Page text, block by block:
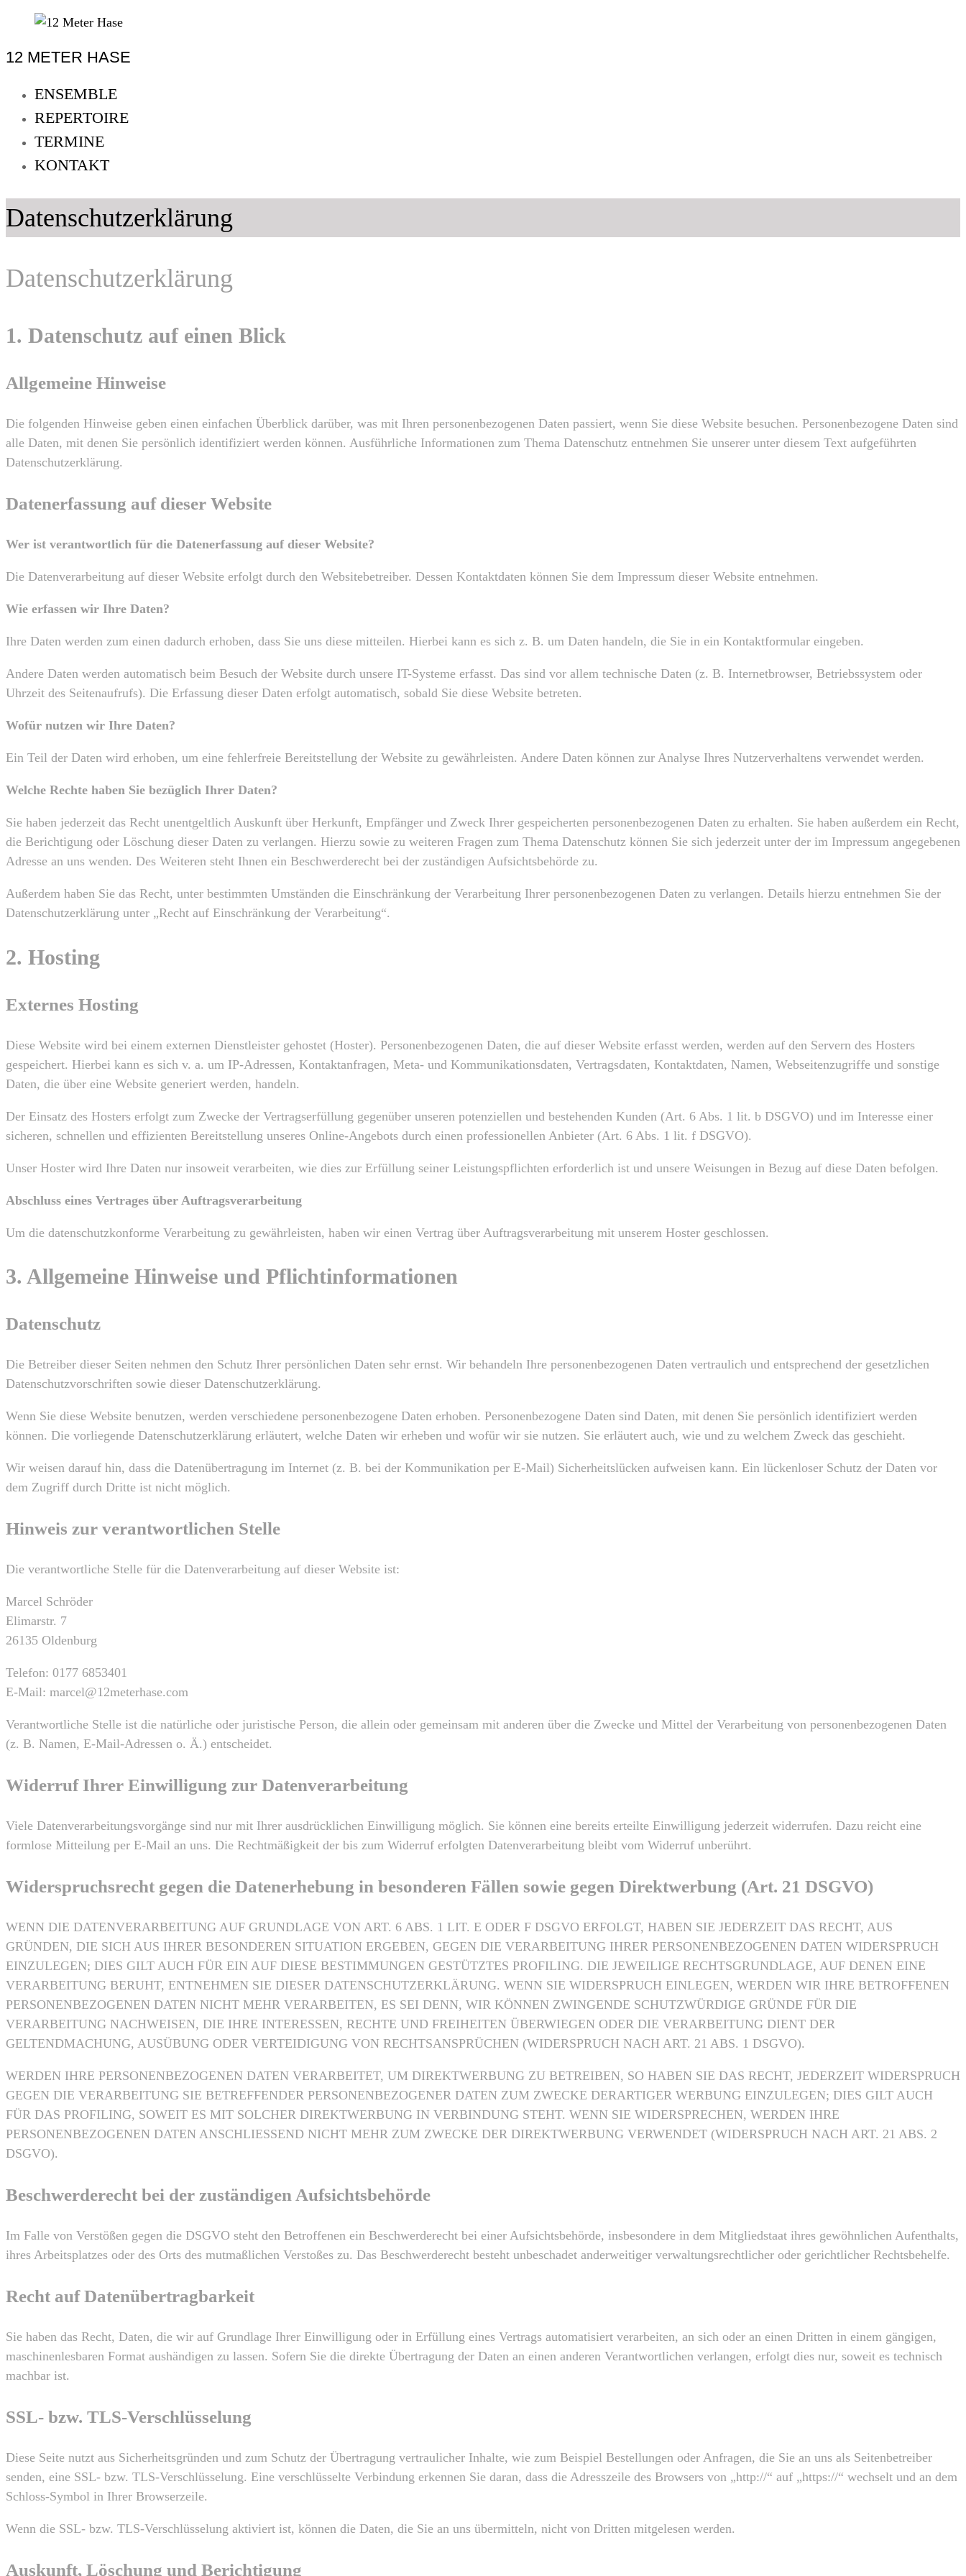
content
Meter
Improtheater
Oldenburg
12 METER HASE
ENSEMBLE
REPERTOIRE
TERMINE
KONTAKT
Datenschutzerklärung
Datenschutzerklärung
1. Datenschutz auf einen Blick
Allgemeine Hinweise
Die folgenden Hinweise geben einen einfachen Überblick darüber, was mit Ihren personenbezogenen Daten passiert, wenn Sie diese Website besuchen. Personenbezogene Daten sind
alle Daten, mit denen Sie persönlich identifiziert werden können. Ausführliche Informationen zum Thema Datenschutz entnehmen Sie unserer unter diesem Text aufgeführten
Datenschutzerklärung.
Datenerfassung auf dieser Website
Wer ist verantwortlich für die Datenerfassung auf dieser Website?
Die Datenverarbeitung auf dieser Website erfolgt durch den Websitebetreiber. Dessen Kontaktdaten können Sie dem Impressum dieser Website entnehmen.
Wie erfassen wir Ihre Daten?
Ihre Daten werden zum einen dadurch erhoben, dass Sie uns diese mitteilen. Hierbei kann es sich z. B. um Daten handeln, die Sie in ein Kontaktformular eingeben.
Andere Daten werden automatisch beim Besuch der Website durch unsere IT-Systeme erfasst. Das sind vor allem technische Daten (z. B. Internetbrowser, Betriebssystem oder
Uhrzeit des Seitenaufrufs). Die Erfassung dieser Daten erfolgt automatisch, sobald Sie diese Website betreten.
Wofür nutzen wir Ihre Daten?
Ein Teil der Daten wird erhoben, um eine fehlerfreie Bereitstellung der Website zu gewährleisten. Andere Daten können zur Analyse Ihres Nutzerverhaltens verwendet werden.
Welche Rechte haben Sie bezüglich Ihrer Daten?
Sie haben jederzeit das Recht unentgeltlich Auskunft über Herkunft, Empfänger und Zweck Ihrer gespeicherten personenbezogenen Daten zu erhalten. Sie haben außerdem ein Recht,
die Berichtigung oder Löschung dieser Daten zu verlangen. Hierzu sowie zu weiteren Fragen zum Thema Datenschutz können Sie sich jederzeit unter der im Impressum angegebenen
Adresse an uns wenden. Des Weiteren steht Ihnen ein Beschwerderecht bei der zuständigen Aufsichtsbehörde zu.
Außerdem haben Sie das Recht, unter bestimmten Umständen die Einschränkung der Verarbeitung Ihrer personenbezogenen Daten zu verlangen. Details hierzu entnehmen Sie der
Datenschutzerklärung unter „Recht auf Einschränkung der Verarbeitung“.
2. Hosting
Externes Hosting
Diese Website wird bei einem externen Dienstleister gehostet (Hoster). Personenbezogenen Daten, die auf dieser Website erfasst werden, werden auf den Servern des Hosters
gespeichert. Hierbei kann es sich v. a. um IP-Adressen, Kontaktanfragen, Meta- und Kommunikationsdaten, Vertragsdaten, Kontaktdaten, Namen, Webseitenzugriffe und sonstige
Daten, die über eine Website generiert werden, handeln.
Der Einsatz des Hosters erfolgt zum Zwecke der Vertragserfüllung gegenüber unseren potenziellen und bestehenden Kunden (Art. 6 Abs. 1 lit. b DSGVO) und im Interesse einer
sicheren, schnellen und effizienten Bereitstellung unseres Online-Angebots durch einen professionellen Anbieter (Art. 6 Abs. 1 lit. f DSGVO).
Unser Hoster wird Ihre Daten nur insoweit verarbeiten, wie dies zur Erfüllung seiner Leistungspflichten erforderlich ist und unsere Weisungen in Bezug auf diese Daten befolgen.
Abschluss eines Vertrages über Auftragsverarbeitung
Um die datenschutzkonforme Verarbeitung zu gewährleisten, haben wir einen Vertrag über Auftragsverarbeitung mit unserem Hoster geschlossen.
3. Allgemeine Hinweise und Pflichtinformationen
Datenschutz
Die Betreiber dieser Seiten nehmen den Schutz Ihrer persönlichen Daten sehr ernst. Wir behandeln Ihre personenbezogenen Daten vertraulich und entsprechend der gesetzlichen
Datenschutzvorschriften sowie dieser Datenschutzerklärung.
Wenn Sie diese Website benutzen, werden verschiedene personenbezogene Daten erhoben. Personenbezogene Daten sind Daten, mit denen Sie persönlich identifiziert werden
können. Die vorliegende Datenschutzerklärung erläutert, welche Daten wir erheben und wofür wir sie nutzen. Sie erläutert auch, wie und zu welchem Zweck das geschieht.
Wir weisen darauf hin, dass die Datenübertragung im Internet (z. B. bei der Kommunikation per E-Mail) Sicherheitslücken aufweisen kann. Ein lückenloser Schutz der Daten vor
dem Zugriff durch Dritte ist nicht möglich.
Hinweis zur verantwortlichen Stelle
Die verantwortliche Stelle für die Datenverarbeitung auf dieser Website ist:
Marcel Schröder
Elimarstr. 7
26135 Oldenburg
Telefon: 0177 6853401
E-Mail: marcel@12meterhase.com
Verantwortliche Stelle ist die natürliche oder juristische Person, die allein oder gemeinsam mit anderen über die Zwecke und Mittel der Verarbeitung von personenbezogenen Daten
(z. B. Namen, E-Mail-Adressen o. Ä.) entscheidet.
Widerruf Ihrer Einwilligung zur Datenverarbeitung
Viele Datenverarbeitungsvorgänge sind nur mit Ihrer ausdrücklichen Einwilligung möglich. Sie können eine bereits erteilte Einwilligung jederzeit widerrufen. Dazu reicht eine
formlose Mitteilung per E-Mail an uns. Die Rechtmäßigkeit der bis zum Widerruf erfolgten Datenverarbeitung bleibt vom Widerruf unberührt.
Widerspruchsrecht gegen die Datenerhebung in besonderen Fällen sowie gegen Direktwerbung (Art. 21 DSGVO)
WENN DIE DATENVERARBEITUNG AUF GRUNDLAGE VON ART. 6 ABS. 1 LIT. E ODER F DSGVO ERFOLGT, HABEN SIE JEDERZEIT DAS RECHT, AUS
GRÜNDEN, DIE SICH AUS IHRER BESONDEREN SITUATION ERGEBEN, GEGEN DIE VERARBEITUNG IHRER PERSONENBEZOGENEN DATEN WIDERSPRUCH
EINZULEGEN; DIES GILT AUCH FÜR EIN AUF DIESE BESTIMMUNGEN GESTÜTZTES PROFILING. DIE JEWEILIGE RECHTSGRUNDLAGE, AUF DENEN EINE
VERARBEITUNG BERUHT, ENTNEHMEN SIE DIESER DATENSCHUTZERKLÄRUNG. WENN SIE WIDERSPRUCH EINLEGEN, WERDEN WIR IHRE BETROFFENEN
PERSONENBEZOGENEN DATEN NICHT MEHR VERARBEITEN, ES SEI DENN, WIR KÖNNEN ZWINGENDE SCHUTZWÜRDIGE GRÜNDE FÜR DIE
VERARBEITUNG NACHWEISEN, DIE IHRE INTERESSEN, RECHTE UND FREIHEITEN ÜBERWIEGEN ODER DIE VERARBEITUNG DIENT DER
GELTENDMACHUNG, AUSÜBUNG ODER VERTEIDIGUNG VON RECHTSANSPRÜCHEN (WIDERSPRUCH NACH ART. 21 ABS. 1 DSGVO).
WERDEN IHRE PERSONENBEZOGENEN DATEN VERARBEITET, UM DIREKTWERBUNG ZU BETREIBEN, SO HABEN SIE DAS RECHT, JEDERZEIT WIDERSPRUCH
GEGEN DIE VERARBEITUNG SIE BETREFFENDER PERSONENBEZOGENER DATEN ZUM ZWECKE DERARTIGER WERBUNG EINZULEGEN; DIES GILT AUCH
FÜR DAS PROFILING, SOWEIT ES MIT SOLCHER DIREKTWERBUNG IN VERBINDUNG STEHT. WENN SIE WIDERSPRECHEN, WERDEN IHRE
PERSONENBEZOGENEN DATEN ANSCHLIESSEND NICHT MEHR ZUM ZWECKE DER DIREKTWERBUNG VERWENDET (WIDERSPRUCH NACH ART. 21 ABS. 2
DSGVO).
Beschwerderecht bei der zuständigen Aufsichtsbehörde
Im Falle von Verstößen gegen die DSGVO steht den Betroffenen ein Beschwerderecht bei einer Aufsichtsbehörde, insbesondere in dem Mitgliedstaat ihres gewöhnlichen Aufenthalts,
ihres Arbeitsplatzes oder des Orts des mutmaßlichen Verstoßes zu. Das Beschwerderecht besteht unbeschadet anderweitiger verwaltungsrechtlicher oder gerichtlicher Rechtsbehelfe.
Recht auf Datenübertragbarkeit
Sie haben das Recht, Daten, die wir auf Grundlage Ihrer Einwilligung oder in Erfüllung eines Vertrags automatisiert verarbeiten, an sich oder an einen Dritten in einem gängigen,
maschinenlesbaren Format aushändigen zu lassen. Sofern Sie die direkte Übertragung der Daten an einen anderen Verantwortlichen verlangen, erfolgt dies nur, soweit es technisch
machbar ist.
SSL- bzw. TLS-Verschlüsselung
Diese Seite nutzt aus Sicherheitsgründen und zum Schutz der Übertragung vertraulicher Inhalte, wie zum Beispiel Bestellungen oder Anfragen, die Sie an uns als Seitenbetreiber
senden, eine SSL- bzw. TLS-Verschlüsselung. Eine verschlüsselte Verbindung erkennen Sie daran, dass die Adresszeile des Browsers von „http://“ auf „https://“ wechselt und an dem
Schloss-Symbol in Ihrer Browserzeile.
Wenn die SSL- bzw. TLS-Verschlüsselung aktiviert ist, können die Daten, die Sie an uns übermitteln, nicht von Dritten mitgelesen werden.
Auskunft, Löschung und Berichtigung